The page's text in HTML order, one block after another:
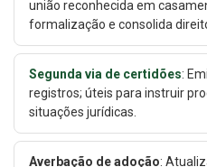
união reconhecida em
formalização e consolida
Segunda via de certidões:
registros; úteis para instruir
situações jurídicas.
Averbação de adoção: